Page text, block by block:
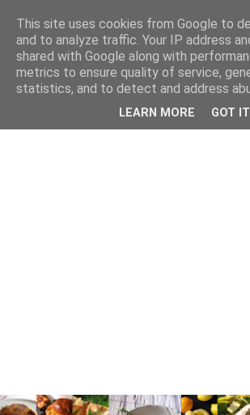
This site uses cookies from Google to
and to analyze traffic. Your IP address
shared with Google along with
metrics to ensure quality of service,
statistics, and to detect and address
LEARN MORE GOT IT